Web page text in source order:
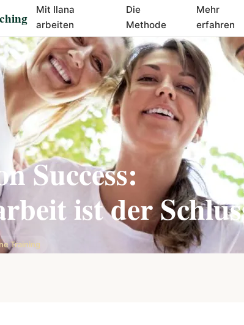
Mit Ilana
arbeiten
Die
Methode
Mehr
erfahren
Success:
ist der
Training